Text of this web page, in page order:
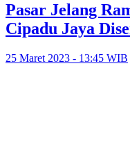
Pasar Jelang
Cipadu Jaya
25 Maret 2023 - 13:45 WIB